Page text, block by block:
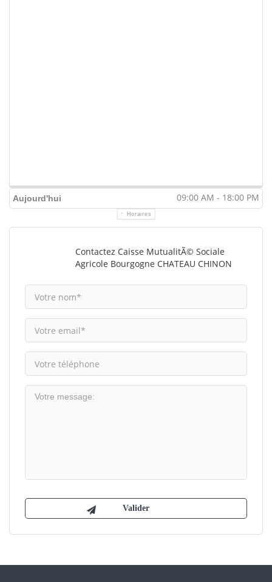
Aujourd'hui 09:00 AM - 18:00 PM
Horaires
Contactez Caisse MutualitÃ© Sociale
Agricole Bourgogne CHATEAU CHINON